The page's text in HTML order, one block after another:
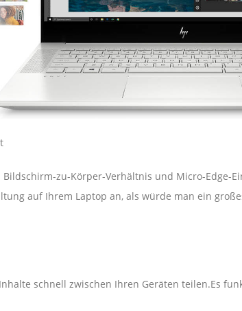
zu-Körper-Verhältnis und Micro-Edge-
auf Ihrem Laptop an, als würde man ein
schnell zwischen Ihren Geräten teilen.Es